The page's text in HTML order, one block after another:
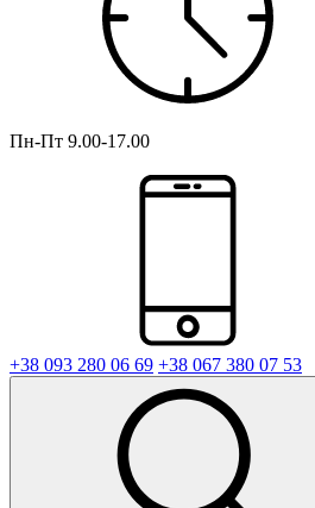
Пн-Пт 9.00-17.00
+38 093 280 06 69 +38 067 380 07 53